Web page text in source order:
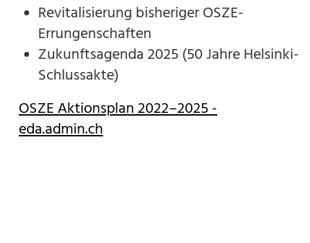
Revitalisierung bisheriger OSZE-
Errungenschaften
Zukunftsagenda 2025 (50 Jahre Helsinki-
Schlussakte)
OSZE Aktionsplan 2022–2025 -
eda.admin.ch